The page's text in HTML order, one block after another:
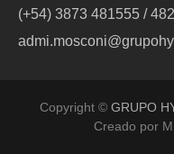
(+54) 3873 481555 /
Copyright © GRUPO
Creado por